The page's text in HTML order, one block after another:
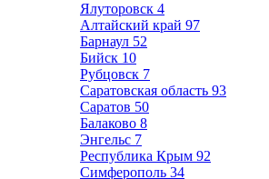
Ялуторовск 4
Алтайский край 97
Барнаул 52
Бийск 10
Рубцовск 7
Саратовская область 93
Саратов 50
Балаково 8
Энгельс 7
Республика Крым 92
Симферополь 34